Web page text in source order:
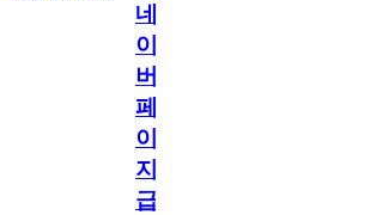
네
이
버
페
이
지
급!